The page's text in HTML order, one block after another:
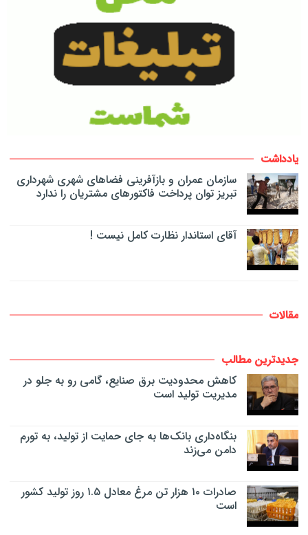
یادداشت
سازمان عمران و بازآفرینی فضاهای شهری شهرداری
تبریز توان پرداخت فاکتورهای مشتریان را ندارد
آقای استاندار نظارت کامل نیست !
مقالات
جدیدترین مطالب
کاهش محدودیت برق صنایع، گامی رو به جلو در
مدیریت تولید است
بنگاه‌داری بانک‌ها به جای حمایت از تولید، به تورم
دامن می‌زند
صادرات ۱۰ هزار تن مرغ معادل ۱.۵ روز تولید کشور
است